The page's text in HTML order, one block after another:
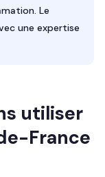
Le
une expertise
utiliser
France